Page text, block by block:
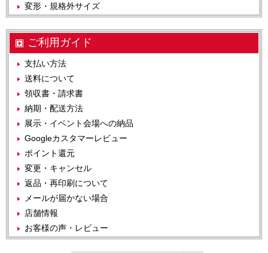
変形・規格外サイズ
ご利用ガイド
支払い方法
送料について
領収書・請求書
納期・配送方法
展示・イベント会場への納品
Googleカスタマーレビュー
ポイント還元
変更・キャンセル
返品・再印刷について
メールが届かない場合
店舗情報
お客様の声・レビュー